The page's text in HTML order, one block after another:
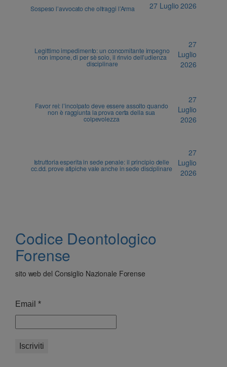
Sospeso l’avvocato che oltraggi l’Arma 27 Luglio 2026
Legittimo impedimento: un concomitante impegno
non impone, di per sè solo, il rinvio dell’udienza
disciplinare
27
Luglio
2026
Favor rei: l’incolpato deve essere assolto quando
non è raggiunta la prova certa della sua
colpevolezza
27
Luglio
2026
Istruttoria esperita in sede penale: il principio delle
cc.dd. prove atipiche vale anche in sede disciplinare
27
Luglio
2026
Codice Deontologico
Forense
sito web del Consiglio Nazionale Forense
Email *